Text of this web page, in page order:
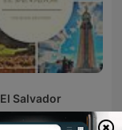
El Salvador